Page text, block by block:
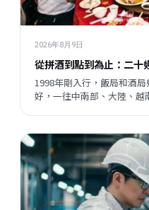
2026年8月9日
從拼酒到點到為止：二十
1998年剛入行，飯局和酒
好，一往中南部、大陸、
久的事。